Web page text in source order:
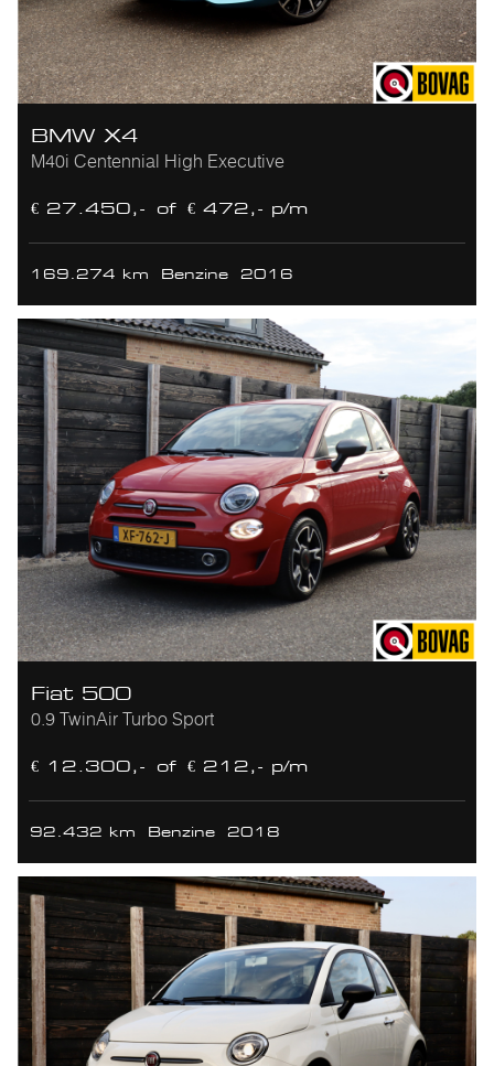
BMW X4
M40i Centennial High Executive
€ 27.450,- of € 472,- p/m
169.274 km Benzine 2016
Fiat 500
0.9 TwinAir Turbo Sport
€ 12.300,- of € 212,- p/m
92.432 km Benzine 2018